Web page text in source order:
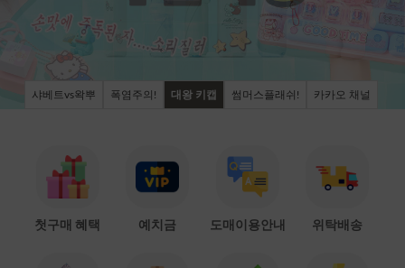
샤베트vs왁뿌 폭염주의! 대왕 키캡 썸머스플래쉬! 카카오 채널
첫구매 혜택 예치금 도매이용안내 위탁배송